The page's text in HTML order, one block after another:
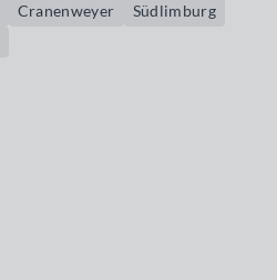
Cranenweyer
Südlimburg